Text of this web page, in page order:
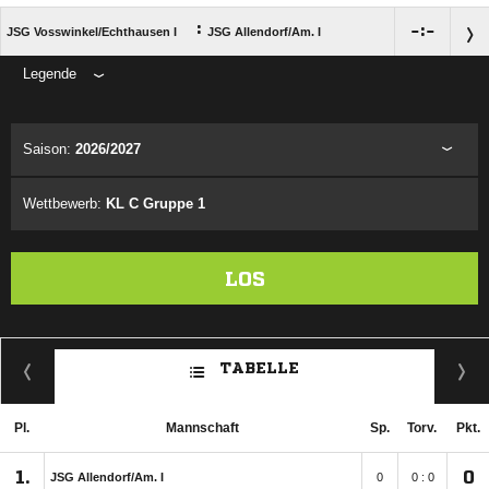
JSG Vosswinkel/​Echthausen I : JSG Allendorf/​Am. I :
Legende
Saison: 2026/2027
Wettbewerb: KL C Gruppe 1
LOS
TABELLE
Pl. Mannschaft Sp. Torv. Pkt.
1. JSG Allendorf/​Am. I 0 0 : 0 0